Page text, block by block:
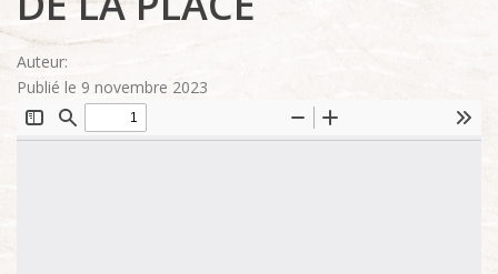
Auteur:
Publié le 9 novembre 2023